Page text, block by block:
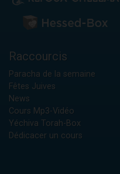
Raccourcis
Paracha de la semaine
Fêtes Juives
News
Cours Mp3-Vidéo
Yéchiva Torah-Box
Dédicacer un cours